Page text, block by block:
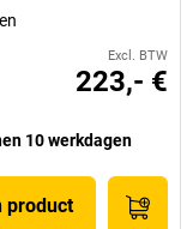
Excl. BTW
223,- €
10 werkdagen
product